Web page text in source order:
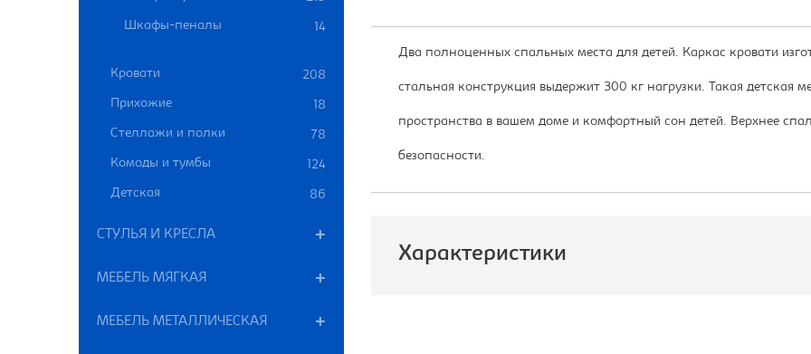
Шкафы-пеналы 14
Кровати 208
Прихожие 18
Стеллажи и полки 78
Комоды и тумбы 124
Детская 86
СТУЛЬЯ И КРЕСЛА
МЕБЕЛЬ МЯГКАЯ
МЕБЕЛЬ МЕТАЛЛИЧЕСКАЯ
Два полноценных спальных места для детей. Каркас кровати
стальная конструкция выдержит 300 кг нагрузки. Такая детская
пространства в вашем доме и комфортный сон детей. Верхнее
безопасности.
Характеристики